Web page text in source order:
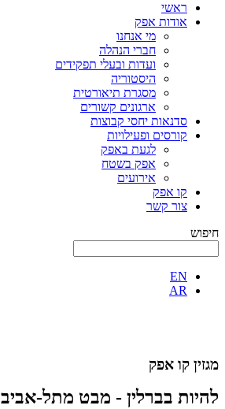
ראשי
אודות אפק
מי אנחנו
חברי הנהלה
ועדות ובעלי תפקידים
היסטוריה
מסגרת תיאורטית
ארגונים קשורים
סדנאות יחסי קבוצות
קורסים ופעילויות
לגעת באפק
אפק בשטח
אירועים
קו אפק
צור קשר
חיפוש
EN
AR
מגזין קו אפק
להיות בברלין - מבט מתל-אביב